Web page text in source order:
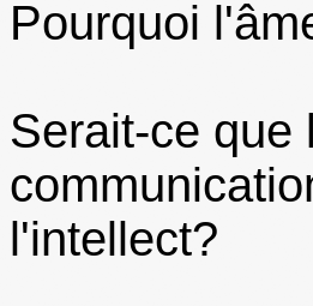
Pourquoi
Serait-ce que
l'intellect?